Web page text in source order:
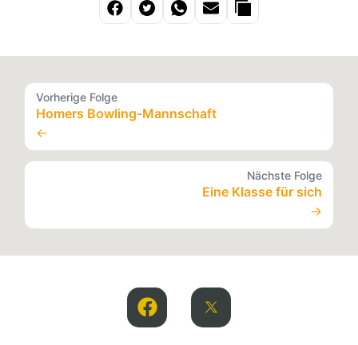
Vorherige Folge
Homers Bowling-Mannschaft
←
Nächste Folge
Eine Klasse für sich
→